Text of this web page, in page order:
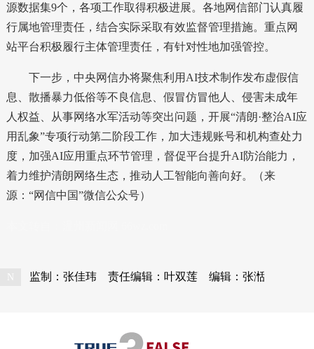
源数据集9个，各项工作取得积极进展。各地网信部门认真履
行属地管理责任，结合实际采取有效监督管理措施。重点网
站平台积极履行主体管理责任，有针对性地加强管控。
下一步，中央网信办将聚焦利用AI技术制作发布虚假信
息、散播暴力低俗等不良信息、假冒仿冒他人、侵害未成年
人权益、从事网络水军活动等突出问题，开展“清朗·整治AI应
用乱象”专项行动第二阶段工作，加大违规账号和机构查处力
度，加强AI应用重点环节管理，督促平台提升AI防治能力，
着力维护清朗网络生态，推动人工智能向善向好。（来
源：“网信中国”微信公众号）
N 监制：张佳玮 责任编辑：叶双莲 编辑：张湉